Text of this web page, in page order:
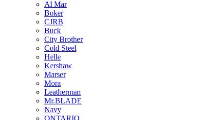
Al Mar
Boker
CJRB
Buck
City Brother
Cold Steel
Helle
Kershaw
Marser
Mora
Leatherman
Mr.BLADE
Navy
ONTARIO